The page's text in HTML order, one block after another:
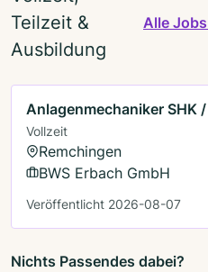
Teilzeit &
Ausbildung
Alle
Anlagenmechaniker SHK
Vollzeit
Remchingen
BWS Erbach GmbH
Veröffentlicht 2026-08-07
Nichts Passendes dabei?